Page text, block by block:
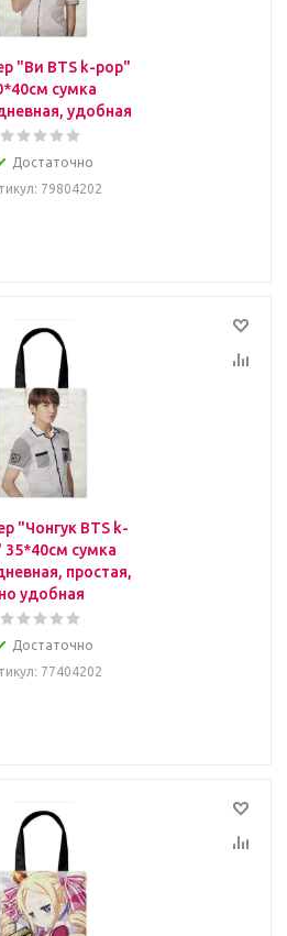
"Ви BTS k-pop"
сумка
удобная
Достаточно
: 79804202
"Чонгук BTS k-
35*40см сумка
простая,
но удобная
Достаточно
: 77404202